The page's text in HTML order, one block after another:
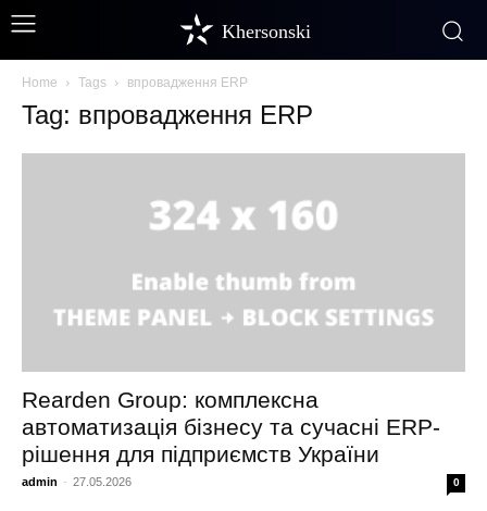
Khersonski
Home Tags впровадження ERP
Tag: впровадження ERP
Rearden Group: комплексна
автоматизація бізнесу та сучасні ERP-
рішення для підприємств України
admin - 27.05.2026 0